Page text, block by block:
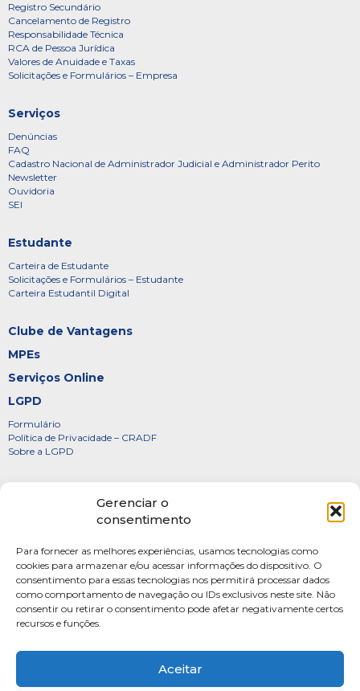
Gerenciar o
consentimento
Para fornecer as melhores experiências, usamos tecnologias como
cookies para armazenar e/ou acessar informações do dispositivo. O
consentimento para essas tecnologias nos permitirá processar dados
como comportamento de navegação ou IDs exclusivos neste site. Não
consentir ou retirar o consentimento pode afetar negativamente certos
recursos e funções.
Aceitar
Registro Secundário
Cancelamento de Registro
Responsabilidade Técnica
RCA de Pessoa Jurídica
Valores de Anuidade e Taxas
Solicitações e Formulários – Empresa
Serviços
Denúncias
FAQ
Cadastro Nacional de Administrador Judicial e Administrador Perito
Newsletter
Ouvidoria
SEI
Estudante
Carteira de Estudante
Solicitações e Formulários – Estudante
Carteira Estudantil Digital
Clube de Vantagens
MPEs
Serviços Online
LGPD
Formulário
Política de Privacidade – CRADF
Sobre a LGPD
Diretoria
FOTOS
Webmail
Artigos
Escritores do Sistema